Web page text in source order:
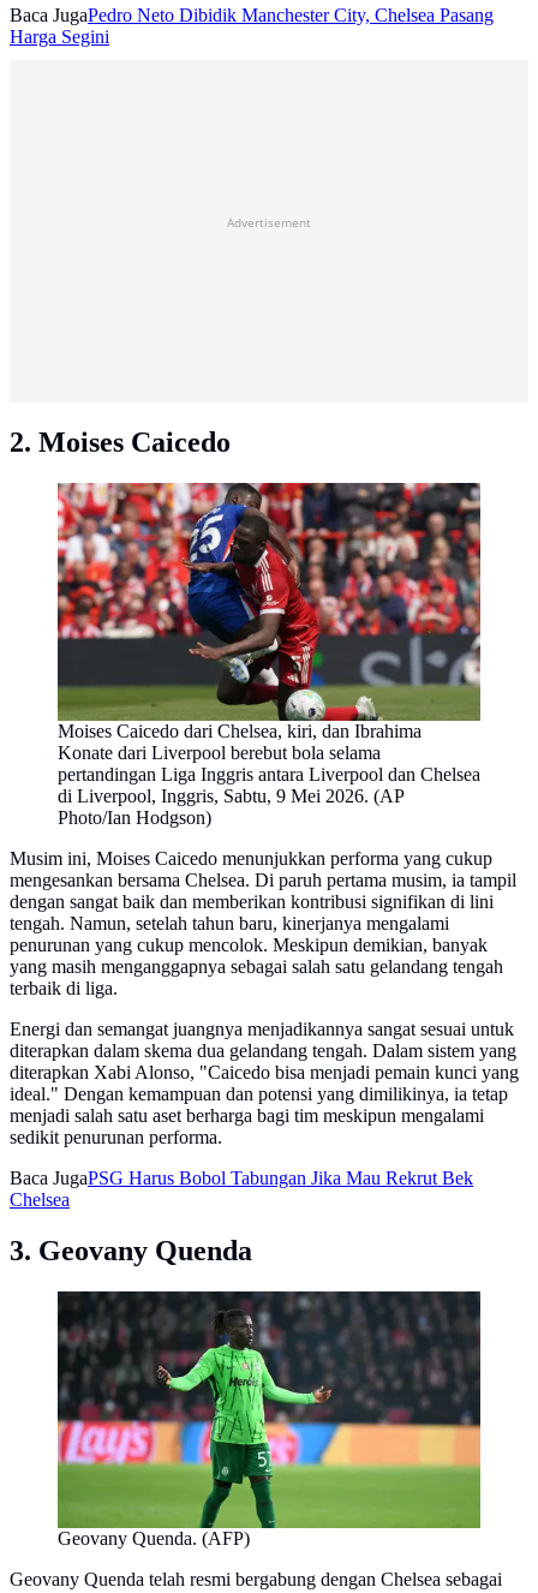
Baca JugaPedro Neto Dibidik Manchester City, Chelsea Pasang
Harga Segini
Advertisement
2. Moises Caicedo
Moises Caicedo dari Chelsea, kiri, dan Ibrahima
Konate dari Liverpool berebut bola selama
pertandingan Liga Inggris antara Liverpool dan Chelsea
di Liverpool, Inggris, Sabtu, 9 Mei 2026. (AP
Photo/Ian Hodgson)
Musim ini, Moises Caicedo menunjukkan performa yang cukup
mengesankan bersama Chelsea. Di paruh pertama musim, ia tampil
dengan sangat baik dan memberikan kontribusi signifikan di lini
tengah. Namun, setelah tahun baru, kinerjanya mengalami
penurunan yang cukup mencolok. Meskipun demikian, banyak
yang masih menganggapnya sebagai salah satu gelandang tengah
terbaik di liga.
Energi dan semangat juangnya menjadikannya sangat sesuai untuk
diterapkan dalam skema dua gelandang tengah. Dalam sistem yang
diterapkan Xabi Alonso, "Caicedo bisa menjadi pemain kunci yang
ideal." Dengan kemampuan dan potensi yang dimilikinya, ia tetap
menjadi salah satu aset berharga bagi tim meskipun mengalami
sedikit penurunan performa.
Baca JugaPSG Harus Bobol Tabungan Jika Mau Rekrut Bek
Chelsea
3. Geovany Quenda
Geovany Quenda. (AFP)
Geovany Quenda telah resmi bergabung dengan Chelsea sebagai